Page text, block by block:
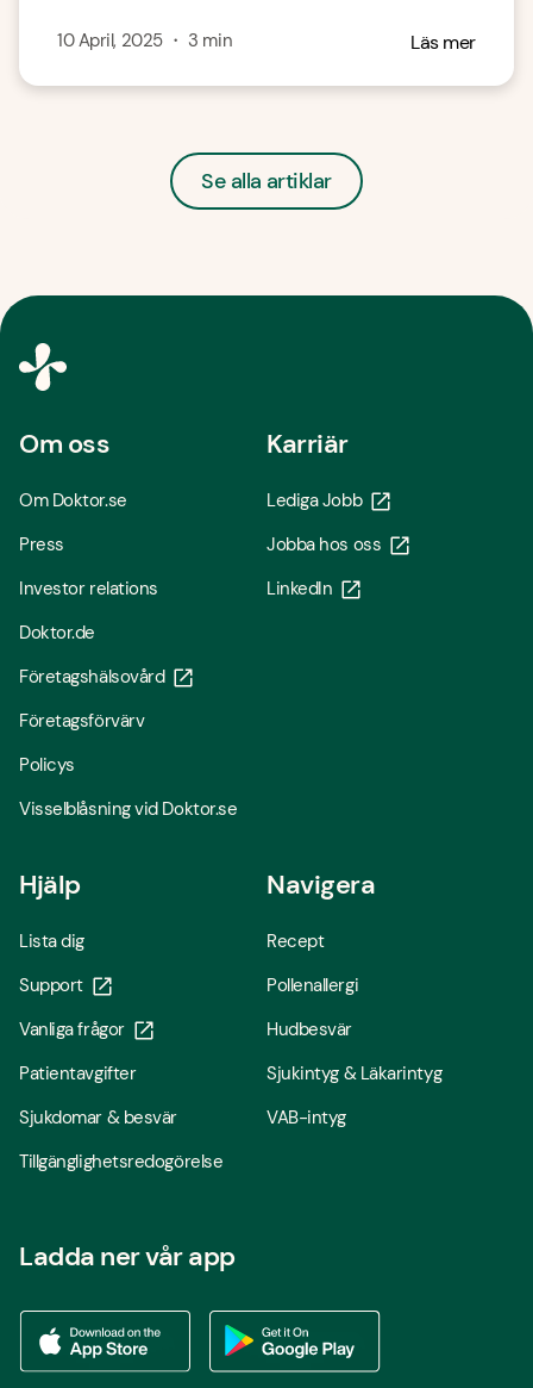
10 April, 2025・ 3 min Läs mer
Se alla artiklar
Om oss
Om Doktor.se
Press
Investor relations
Doktor.de
Företagshälsovård
Företagsförvärv
Policys
Visselblåsning vid Doktor.se
Karriär
Lediga Jobb
Jobba hos oss
LinkedIn
Hjälp
Lista dig
Support
Vanliga frågor
Patientavgifter
Sjukdomar & besvär
Tillgänglighetsredogörelse
Navigera
Recept
Pollenallergi
Hudbesvär
Sjukintyg & Läkarintyg
VAB-intyg
Ladda ner vår app